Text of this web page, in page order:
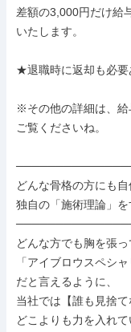
差額の3,000円だけ給
いたします。
★退職時に返却も必要
※その他の詳細は、給
ご覧くださいね。
どんな骨格の方にも
独自の「施術理論」
どんな方でも胸を張っ
「アイブロウスペシャ
だと言えるように、
当社では【誰も見捨
どこよりも力を入れて